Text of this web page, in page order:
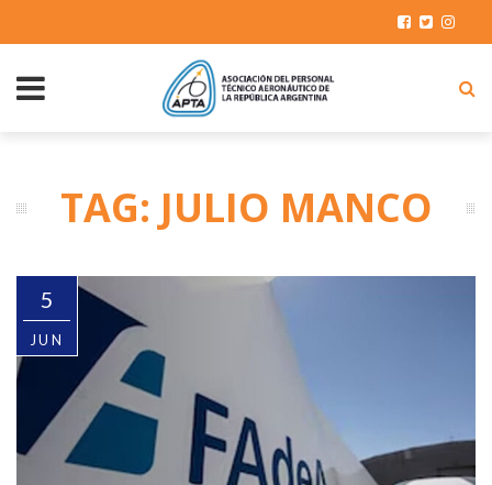
TAG: JULIO MANCO
5
JUN